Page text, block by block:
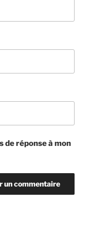
de réponse à mon